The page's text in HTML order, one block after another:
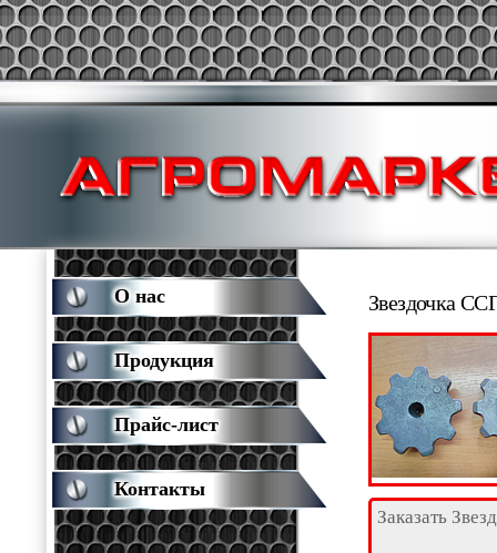
Звездочка
Заказать
О нас
Продукция
Прайс-лист
Контакты